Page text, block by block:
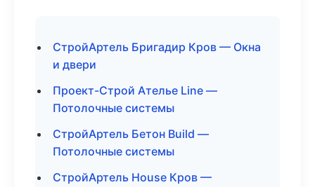
СтройАртель Бригадир Кров — Окна
и двери
Проект-Строй Ателье Line —
Потолочные системы
СтройАртель Бетон Build —
Потолочные системы
СтройАртель House Кров —